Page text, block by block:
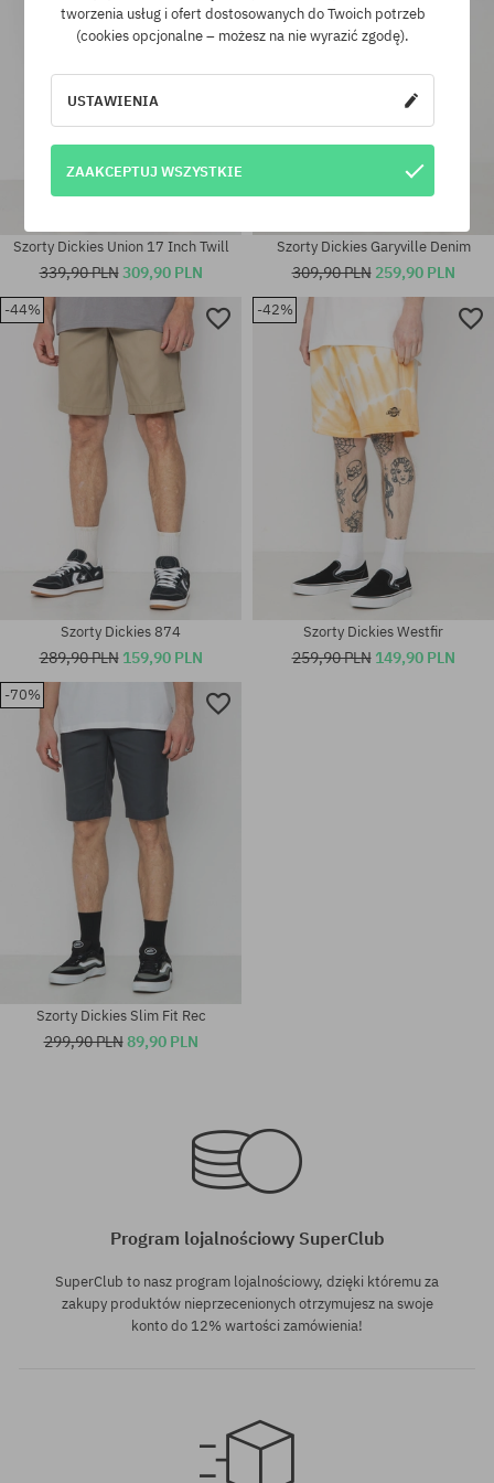
Dostępne rozmiary:
Dostępne rozmiary:
Dostępne rozmiary:
32; 33
Szorty Dickies Union 17 Inch Twill
339,90 PLN309,90 PLN
Szorty Dickies Garyville Denim
309,90 PLN 259,90 PLN
-44%
Szorty Dickies 874
289,90 PLN 159,90 PLN
-42%
S
Szorty Dickies Westfir
259,90 PLN 149,90 PLN
-70%
Szorty Dickies Slim Fit Rec
299,90 PLN89,90 PLN
Program lojalnościowy SuperClub
SuperClub to nasz program lojalnościowy, dzięki któremu za
zakupy produktów nieprzecenionych otrzymujesz na swoje
konto do 12% wartości zamówienia!
tworzenia usług i ofert dostosowanych do Twoich potrzeb
(cookies opcjonalne – możesz na nie wyrazić zgodę).
USTAWIENIA
ZAAKCEPTUJ WSZYSTKIE